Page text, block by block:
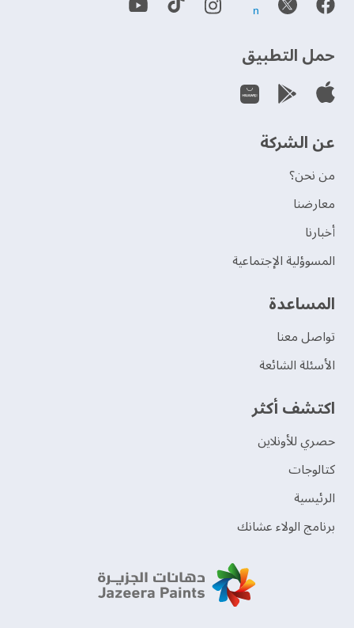
حمل التطبيق
عن الشركة
من نحن؟
‫معارضنا‬
‫أخبارنا‬
المسوؤلية الإجتماعية
‫المساعدة‬
تواصل معنا
الأسئلة الشائعة
اكتشف أكثر
حصري للأونلاين
‫كتالوجات‬
الرئيسية
برنامج الولاء عشانك